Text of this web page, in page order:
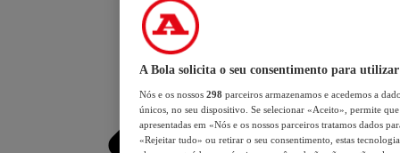
A Bola solicita o seu consentimento para utilizar
Nós e os nossos 298 parceiros armazenamos e acedemos a
únicos, no seu dispositivo. Se selecionar «Aceito», permite
apresentadas em «Nós e os nossos parceiros tratamos dados
«Rejeitar tudo» ou retirar o seu consentimento, estas